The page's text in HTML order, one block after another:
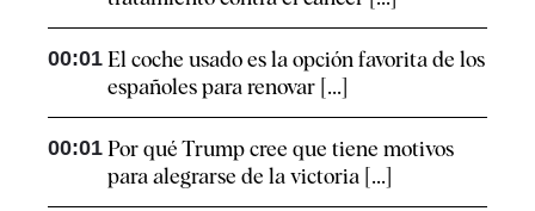
00:01 El coche usado es la opción favorita de los
españoles para renovar [...]
00:01 Por qué Trump cree que tiene motivos
para alegrarse de la victoria [...]